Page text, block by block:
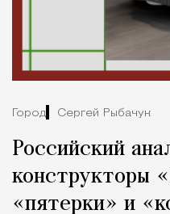
Город Сергей Рыбачук
Российский
конструкторы
«пятерки» и